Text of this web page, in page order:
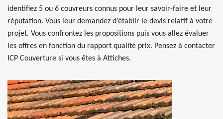
identifiez 5 ou 6 couvreurs connus pour leur savoir-faire et leur
réputation. Vous leur demandez d’établir le devis relatif à votre
projet. Vous confrontez les propositions puis vous allez évaluer
les offres en fonction du rapport qualité prix. Pensez à contacter
ICP Couverture si vous êtes à Attiches.